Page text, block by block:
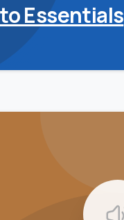
Essentials